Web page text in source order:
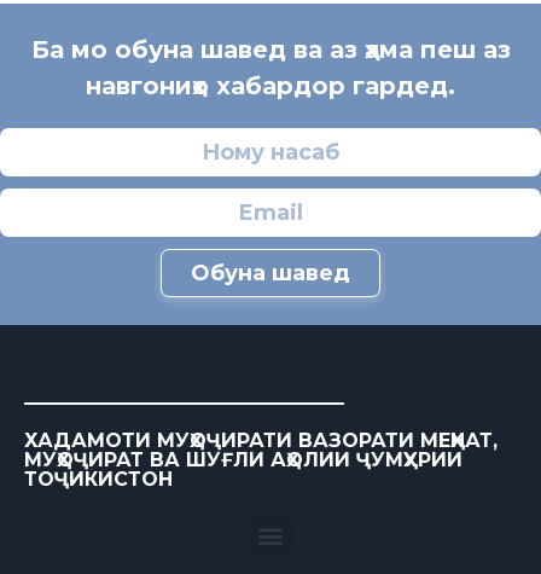
Ба мо обуна шавед ва аз ҳама пеш аз
навгониҳо хабардор гардед.
Обуна шавед
ХАДАМОТИ МУҲОҶИРАТИ ВАЗОРАТИ МЕҲНАТ,
МУҲОҶИРАТ ВА ШУҒЛИ АҲОЛИИ ҶУМҲУРИИ
ТОҶИКИСТОН